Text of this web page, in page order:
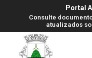
Portal
Consulte
atualizados